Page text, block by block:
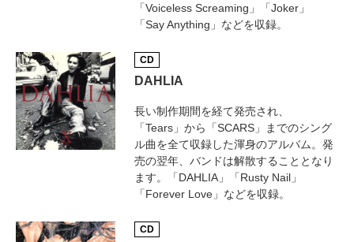
「Voiceless Screaming」「Joker」
「Say Anything」などを収録。
CD
DAHLIA
長い制作期間を経て発売され、
「Tears」から「SCARS」までのシング
ル曲を全て収録した渾身のアルバム。発
売の翌年、バンドは解散することとなり
ます。「DAHLIA」「Rusty Nail」
「Forever Love」などを収録。
CD